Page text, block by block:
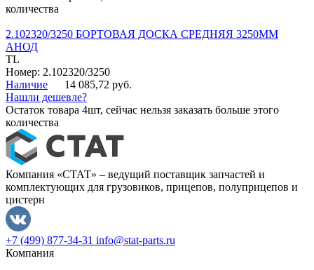
количества
2.102320/3250 БОРТОВАЯ ДОСКА СРЕДНЯЯ 3250ММ
АНОД
TL
Номер: 2.102320/3250
Наличие
14 085,72 руб.
Нашли дешевле?
Остаток товара 4шт, сейчас нельзя заказать больше этого
количества
Компания «СТАТ» – ведущий поставщик запчастей и
комплектующих для грузовиков, прицепов, полуприцепов и
цистерн
+7 (499) 877-34-31 info@stat-parts.ru
Компания